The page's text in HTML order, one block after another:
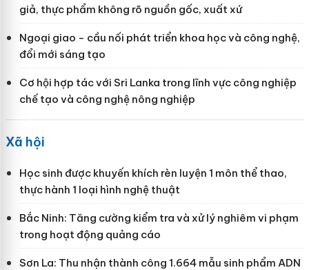
giả, thực phẩm không rõ nguồn gốc, xuất xứ
Ngoại giao - cầu nối phát triển khoa học và công nghệ,
đổi mới sáng tạo
Cơ hội hợp tác với Sri Lanka trong lĩnh vực công nghiệp
chế tạo và công nghệ nông nghiệp
Xã hội
Học sinh được khuyến khích rèn luyện 1 môn thể thao,
thực hành 1 loại hình nghệ thuật
Bắc Ninh: Tăng cường kiểm tra và xử lý nghiêm vi phạm
trong hoạt động quảng cáo
Sơn La: Thu nhận thành công 1.664 mẫu sinh phẩm ADN